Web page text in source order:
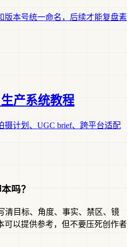
版本号统一命名，后续才能复盘素
产系统教程
摄计划、UGC brief、跨平台适配
吗？
清目标、角度、事实、禁区、镜
可以提供参考，但不要压死创作者